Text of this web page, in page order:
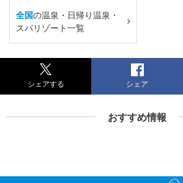
全国の温泉・日帰り温泉・
スパリゾート一覧
シェアする シェア
おすすめ情報